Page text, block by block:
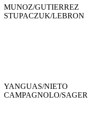
MUNOZ/GUTIERREZ
STUPACZUK/LEBRON
YANGUAS/NIETO
CAMPAGNOLO/SAGER